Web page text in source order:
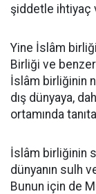
şiddetle ihtiyaç
Yine İslâm
Birliği ve
İslâm birliğinin
dış dünyaya,
ortamında
İslâm birliğinin
dünyanın sulh
Bunun için de